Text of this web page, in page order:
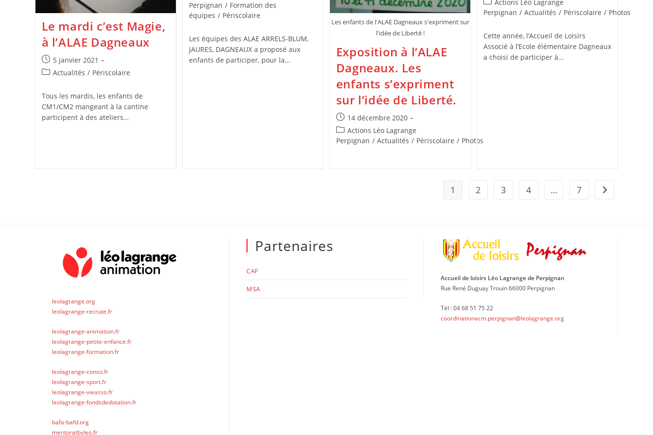
Le mardi c’est Magie,
à l’ALAE Dagneaux
Publication
publiée :
5 janvier 2021
PostActualités / Périscolaire
Tous les mardis, les enfants de
CM1/CM2 mangeant à la cantine
participent à des ateliers…
category:
Perpignan / Formation des
équipes / Périscolaire
Les équipes des ALAE ARRELS-BLUM,
JAURES, DAGNEAUX a proposé aux
enfants de participer, pour la…
Les enfants de l'ALAE Dagneaux s'expriment sur
l'idée de Liberté !
Exposition à l’ALAE
Dagneaux. Les
enfants s’expriment
sur l’idée de Liberté.
Publication
publiée :
14 décembre 2020
Post
category:
Actions Léo Lagrange
Perpignan / Actualités / Périscolaire / Photos
category:
Actions Léo Lagrange
Perpignan / Actualités / Périscolaire / Photos
Cette année, l’Accueil de Loisirs
Associé à l’Ecole élémentaire Dagneaux
a choisi de participer à…
1 2 3 4 … 7 Aller à la page
leolagrange.org
leolagrange-recrute.fr
leolagrange-animation.fr
leolagrange-petite-enfance.fr
leolagrange-formation.fr
leolagrange-conso.fr
leolagrange-sport.fr
leolagrange-vieasso.fr
leolagrange-fondsdedotation.fr
bafa-bafd.org
mentoratbyleo.fr
Partenaires
CAF
MSA
Accueil de loisirs Léo Lagrange de Perpignan
Rue René Duguay Trouin 66000 Perpignan
Tél : 04 68 51 75 22
coordinationacm.perpignan@leolagrange.org